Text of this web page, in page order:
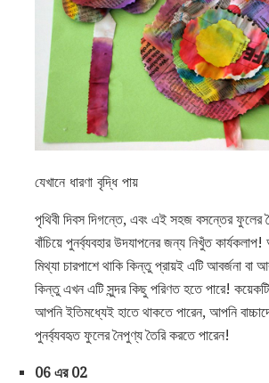
যেখানে ধারণা বৃদ্ধি পায়
পৃথিবী দিবস দিগন্তে, এবং এই সহজ বসন্তের ফুলের
বাঁচিয়ে পুনর্ব্যবহার উদযাপনের জন্য নিখুঁত কার্যকলাপ!
মিথ্যা চারপাশে থাকি কিন্তু প্রায়ই এটি আবর্জনা বা
কিন্তু এখন এটি সুন্দর কিছু পরিণত হতে পারে!
আপনি ইতিমধ্যেই হাতে থাকতে পারেন, আপনি
পুনর্ব্যবহৃত ফুলের নৈপুণ্য তৈরি করতে পারেন!
06 এর 02